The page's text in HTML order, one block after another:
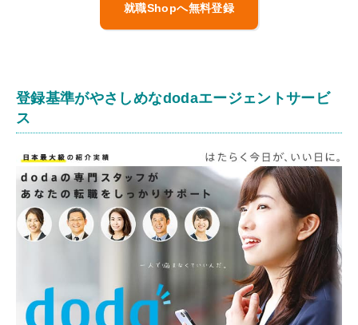
就職Shopへ無料登録
登録基準がやさしめなdodaエージェントサービ
ス